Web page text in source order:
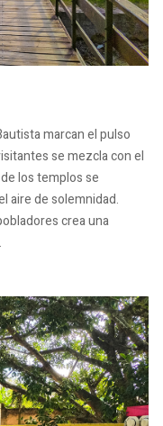
marcan el pulso
se mezcla con el
los templos se
aire de solemnidad.
crea una
.